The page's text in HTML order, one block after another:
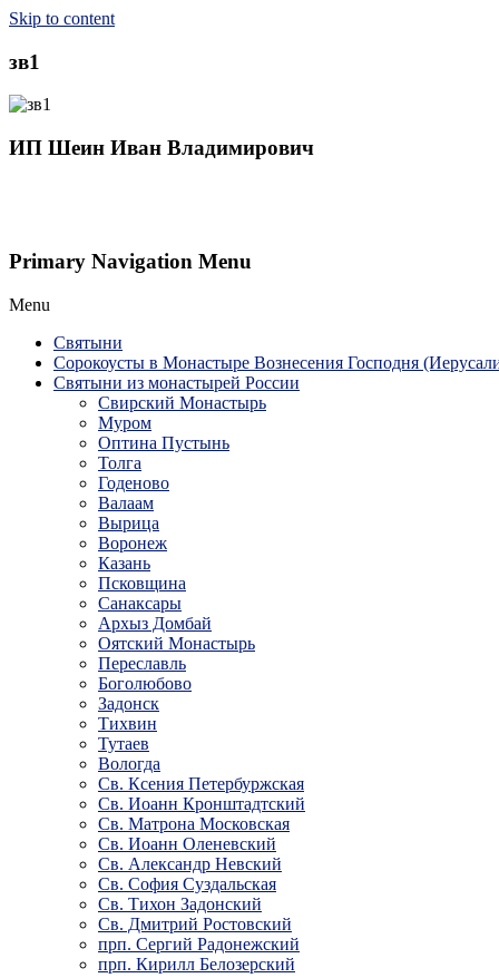
Skip to content
зв1
ИП Шеин Иван Владимирович
Primary Navigation Menu
Menu
Святыни
Сорокоусты в Монастыре Вознесения Господня
Святыни из монастырей России
Свирский Монастырь
Муром
Оптина Пустынь
Толга
Годеново
Валаам
Вырица
Воронеж
Казань
Псковщина
Санаксары
Архыз Домбай
Оятский Монастырь
Переславль
Боголюбово
Задонск
Тихвин
Тутаев
Вологда
Св. Ксения Петербуржская
Св. Иоанн Кронштадтский
Св. Матрона Московская
Св. Иоанн Оленевский
Св. Александр Невский
Св. София Суздальская
Св. Тихон Задонский
Св. Дмитрий Ростовский
прп. Сергий Радонежский
прп. Кирилл Белозерский